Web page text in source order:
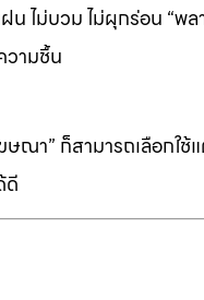
ไม่บวม ไม่ผุกร่อน “พ
วามชื้น
ณา” ก็สามารถเลือกใช้
ดี